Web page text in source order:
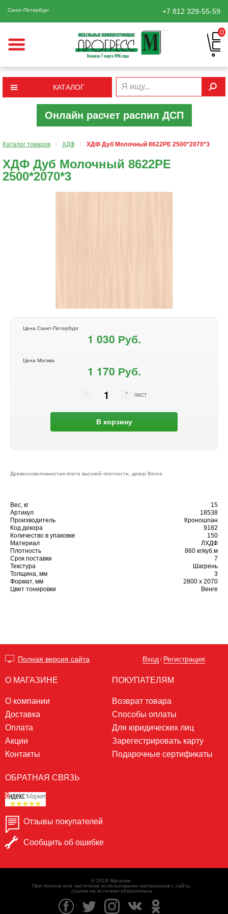
Санкт-Петербург +7 812 329-55-59
0
КАТАЛОГ
Онлайн расчет распил ДСП
Каталог товаров / ХДФ / ХДФ Дуб Молочный 8622РЕ 2500*2070*3
ХДФ Дуб Молочный 8622РЕ
2500*2070*3
Цена Санкт-Петербург
1 030 Руб.
Цена Москва
1 170 Руб.
лист
В корзину
Древесноволокнистая плита высокой плотности, декор Венге.
Вес, кг
15
Артикул
18538
Производитель
Кроношпан
Код декора
9182
Количество в упаковке
150
Материал
ЛХДФ
Плотность
860 кг/куб.м
Срок поставки
7
Текстура
Шагрень
Толщина, мм
3
Формат, мм
2800 х 2070
Цвет тонировки
Венге
Полная версия сайта Вход / Регистрация
О МАГАЗИНЕ
О компании
Доставка
Оплата
Акции
Контакты
ПОКУПАТЕЛЯМ
Возврат товара
Способы оплаты
Для юридических лиц
Зарегестрировать карту
Подарочные сертификаты
ОБРАТНАЯ СВЯЗЬ
Отзывы покупателей
Сообщить об ошибке
© 2019 Магазин.
При полном или частичном использовании материалов с сайта,
ссылка на источник обязательна